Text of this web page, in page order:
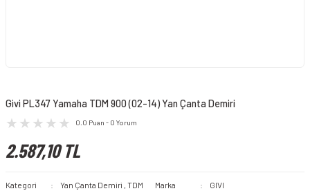
Givi PL347 Yamaha TDM 900 (02-14) Yan Çanta Demiri
0.0 Puan - 0 Yorum
2.587,10 TL
Kategori Yan Çanta Demiri , TDM
Marka GIVI